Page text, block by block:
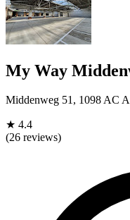
My Way
Middenweg 51, 1098 AC
★ 4.4
(26 reviews)